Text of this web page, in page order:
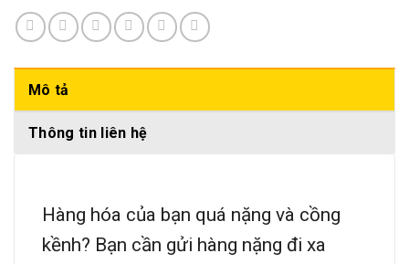
Mô tả
Thông tin liên hệ
Hàng hóa của bạn quá nặng và cồng
kềnh? Bạn cần gửi hàng nặng đi xa